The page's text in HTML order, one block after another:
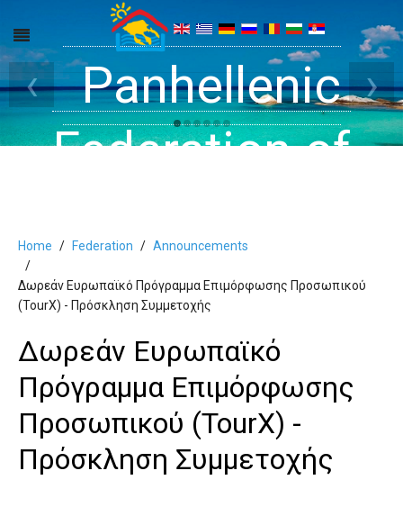
Panhellenic
Federation of
and Apartments
in Halkidiki
'Aristoteles'
Halkidiki -
Rooms, Studios,
Get inside your
Dreams
›
‹
Home Federation Αnnouncements
Δωρεάν Ευρωπαϊκό Πρόγραμμα Επιμόρφωσης Προσωπικού
(TourX) - Πρόσκληση Συμμετοχής
Δωρεάν Ευρωπαϊκό
Πρόγραμμα Επιμόρφωσης
Προσωπικού (TourX) -
Πρόσκληση Συμμετοχής